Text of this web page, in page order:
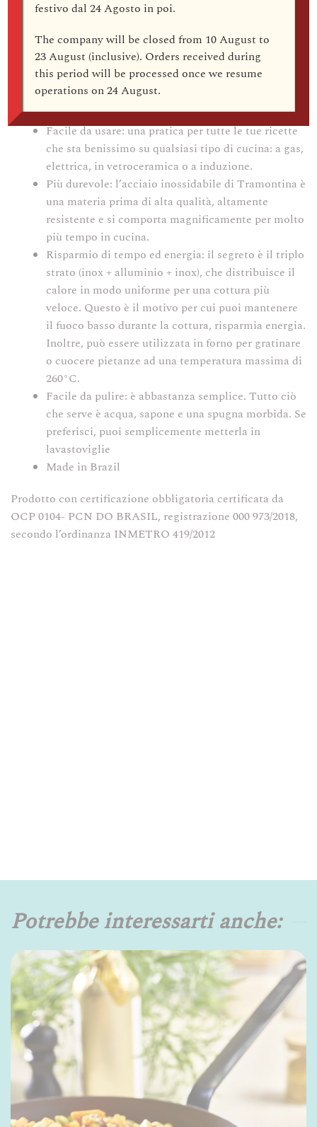
caldo più a lungo e risparmiando energia e gas.
rendendo la tua cucina e la tua tavola ancora più
affascinanti.
Più sana: essendo realizzata in acciaio inox, non
rilascia alcun residuo negli alimenti.
Facile da usare: una pratica per tutte le tue ricette
che sta benissimo su qualsiasi tipo di cucina: a gas,
elettrica, in vetroceramica o a induzione.
Più durevole: l’acciaio inossidabile di Tramontina è
una materia prima di alta qualità, altamente
resistente e si comporta magnificamente per molto
più tempo in cucina.
Risparmio di tempo ed energia: il segreto è il triplo
strato (inox + alluminio + inox), che distribuisce il
calore in modo uniforme per una cottura più
veloce. Questo è il motivo per cui puoi mantenere
il fuoco basso durante la cottura, risparmia energia.
Inoltre, può essere utilizzata in forno per gratinare
o cuocere pietanze ad una temperatura massima di
260°C.
Facile da pulire: è abbastanza semplice. Tutto ciò
che serve è acqua, sapone e una spugna morbida. Se
preferisci, puoi semplicemente metterla in
lavastoviglie
Made in Brazil
Prodotto con certificazione obbligatoria certificata da
OCP 0104- PCN DO BRASIL, registrazione 000 973/2018,
secondo l’ordinanza INMETRO 419/2012
Potrebbe interessarti anche:
festivo dal24 Agosto in poi.
The companywill be closed from 10 August to
23 August (inclusive). Orders received during
this period will be processed once we resume
operations on24 August.